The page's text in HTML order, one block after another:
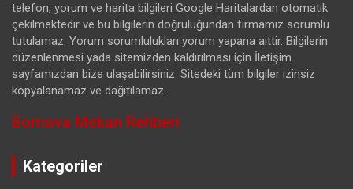
telefon, yorum ve harita bilgileri Google Haritalardan otomatik
çekilmektedir ve bu bilgilerin doğruluğundan firmamız sorumlu
tutulamaz. Yorum sorumlulukları yorum yapana aittir. Bilgilerin
düzenlenmesi yada sitemizden kaldırılması için İletişim
sayfamızdan bize ulaşabilirsiniz. Sitedeki tüm bilgiler izinsiz
kopyalanamaz ve dağıtılamaz.
Bornova Mekan Rehberi
Kategoriler